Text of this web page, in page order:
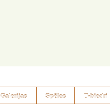
Galerijas Spēles D-biedri